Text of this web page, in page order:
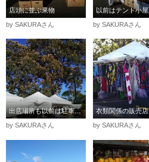
店頭に並ぶ果物
by SAKURAさん
by SAKURAさん
出店場所も以前は駐車場奥に全てからL字配置となりました
by SAKURAさん
衣類関係の販売店
by SAKURAさん